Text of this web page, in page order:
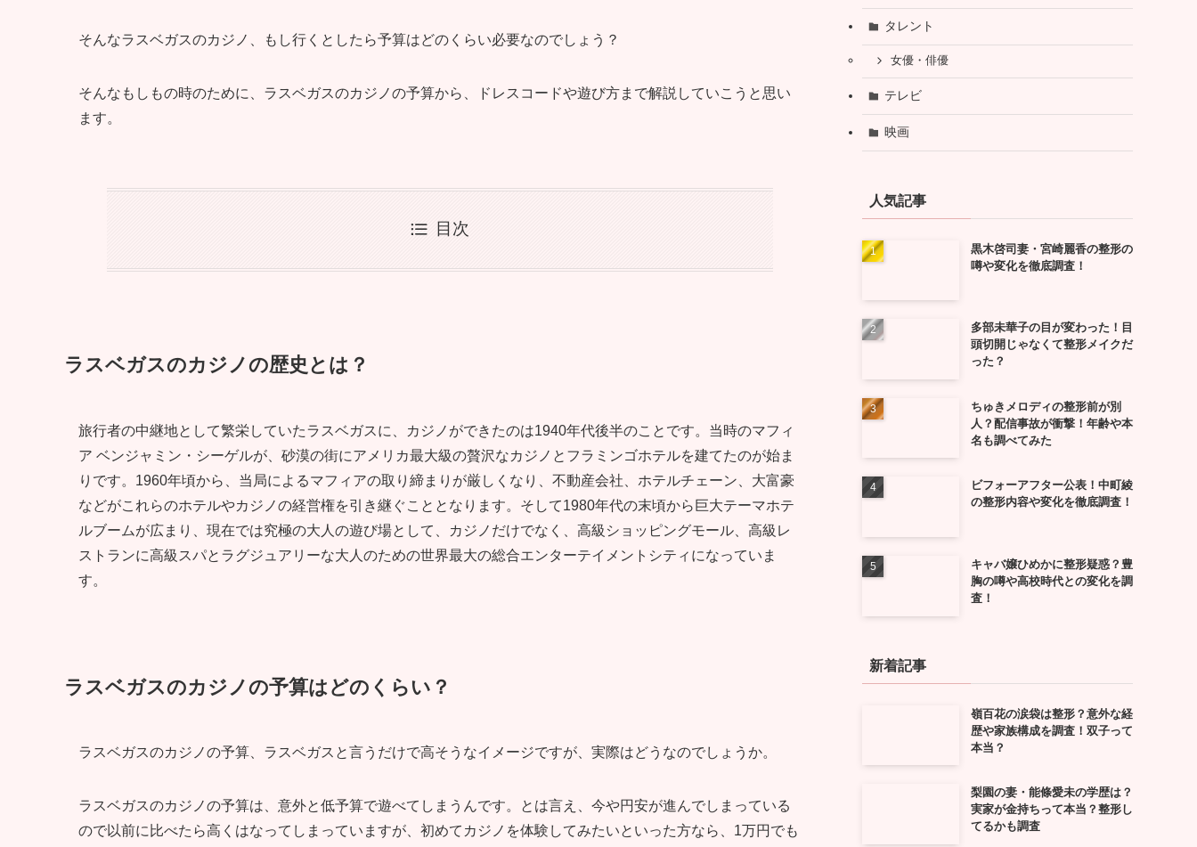
そんなラスベガスのカジノ、もし行くとしたら予算はどのくらい必要なのでしょう？
そんなもしもの時のために、ラスベガスのカジノの予算から、ドレスコードや遊び方まで解説していこうと思い
ます。
目次
ラスベガスのカジノの歴史とは？
旅行者の中継地として繁栄していたラスベガスに、カジノができたのは1940年代後半のことです。当時のマフィ
ア ベンジャミン・シーゲルが、砂漠の街にアメリカ最大級の贅沢なカジノとフラミンゴホテルを建てたのが始ま
りです。1960年頃から、当局によるマフィアの取り締まりが厳しくなり、不動産会社、ホテルチェーン、大富豪
などがこれらのホテルやカジノの経営権を引き継ぐこととなります。そして1980年代の末頃から巨大テーマホテ
ルブームが広まり、現在では究極の大人の遊び場として、カジノだけでなく、高級ショッピングモール、高級レ
ストランに高級スパとラグジュアリーな大人のための世界最大の総合エンターテイメントシティになっていま
す。
ラスベガスのカジノの予算はどのくらい？
ラスベガスのカジノの予算、ラスベガスと言うだけで高そうなイメージですが、実際はどうなのでしょうか。
ラスベガスのカジノの予算は、意外と低予算で遊べてしまうんです。とは言え、今や円安が進んでしまっている
ので以前に比べたら高くはなってしまっていますが、初めてカジノを体験してみたいといった方なら、1万円でも
タレント
女優・俳優
テレビ
映画
人気記事
黒木啓司妻・宮崎麗香の整形の
噂や変化を徹底調査！
多部未華子の目が変わった！目
頭切開じゃなくて整形メイクだ
った？
ちゅきメロディの整形前が別
人？配信事故が衝撃！年齢や本
名も調べてみた
ビフォーアフター公表！中町綾
の整形内容や変化を徹底調査！
キャバ嬢ひめかに整形疑惑？豊
胸の噂や高校時代との変化を調
査！
新着記事
嶺百花の涙袋は整形？意外な経
歴や家族構成を調査！双子って
本当？
梨園の妻・能條愛未の学歴は？
実家が金持ちって本当？整形し
てるかも調査